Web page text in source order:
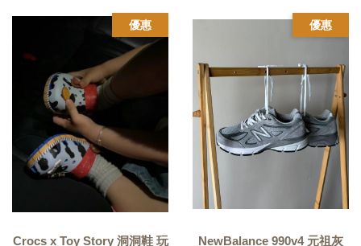
優惠
Crocs x Toy Story 洞洞鞋 玩
優惠
NewBalance 990v4 元祖灰